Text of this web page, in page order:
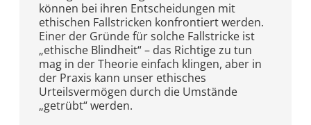
können bei ihren Entscheidungen mit
ethischen Fallstricken konfrontiert werden.
Einer der Gründe für solche Fallstricke ist
„ethische Blindheit“ – das Richtige zu tun
mag in der Theorie einfach klingen, aber in
der Praxis kann unser ethisches
Urteilsvermögen durch die Umstände
„getrübt“ werden.